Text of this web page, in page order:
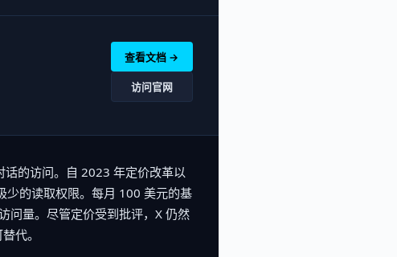
查看文档 →
访问官网
的访问。自 2023 年定价改革以
的读取权限。每月 100 美元的基
问量。尽管定价受到批评，X 仍然
代。